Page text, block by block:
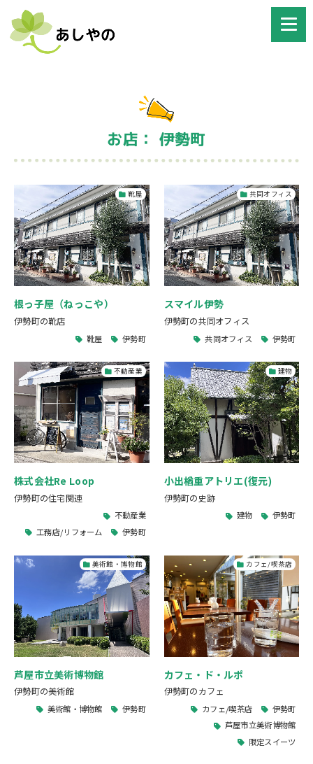
お店： 伊勢町
靴屋
根っ子屋（ねっこや）
伊勢町の靴店
靴屋 伊勢町
共同オフィス
スマイル伊勢
伊勢町の共同オフィス
共同オフィス 伊勢町
不動産業
株式会社Re Loop
伊勢町の住宅関連
不動産業
工務店/リフォーム
伊勢町
建物
小出楢重アトリエ(復元)
伊勢町の史跡
建物 伊勢町
美術館・博物館
芦屋市立美術博物館
伊勢町の美術館
美術館・博物館 伊勢町
カフェ/喫茶店
カフェ・ド・ルポ
伊勢町のカフェ
カフェ/喫茶店
伊勢町
芦屋市立美術博物館
限定スイーツ